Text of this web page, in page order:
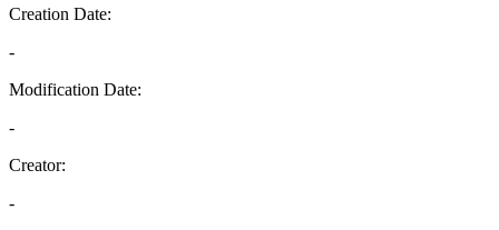
Creation Date:
-
Modification Date:
-
Creator:
-